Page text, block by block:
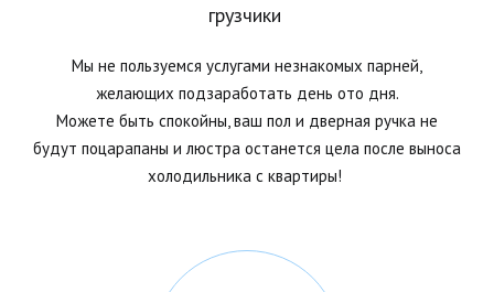
грузчики
Мы не пользуемся услугами незнакомых парней,
желающих подзаработать день ото дня.
Можете быть спокойны, ваш пол и дверная ручка не
будут поцарапаны и люстра останется цела после выноса
холодильника с квартиры!